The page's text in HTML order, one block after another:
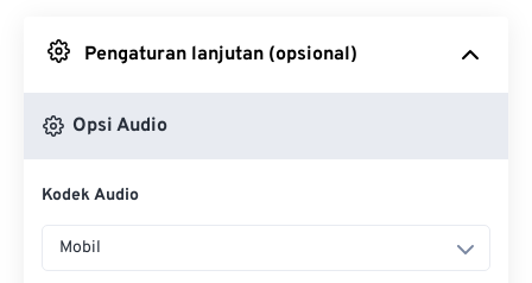
Pengaturan lanjutan (opsional)
Opsi Audio
Kodek Audio
Mobil